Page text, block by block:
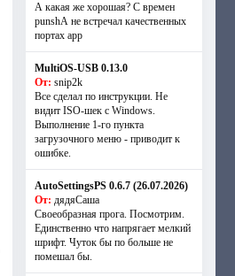
А какая же хорошая? С времен
punshА не встречал качественных
портах app
MultiOS-USB 0.13.0
От: snip2k
Все сделал по инструкции. Не
видит ISO-шек с Windows.
Выполнение 1-го пункта
загрузочного меню - приводит к
ошибке.
AutoSettingsPS 0.6.7 (26.07.2026)
От: дядяСаша
Своеобразная прога. Посмотрим.
Единственно что напрягает мелкий
шрифт. Чуток бы по больше не
помешал бы.